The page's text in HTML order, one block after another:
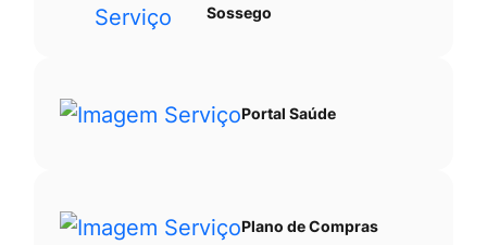
Sossego
Portal Saúde
Plano de Compras